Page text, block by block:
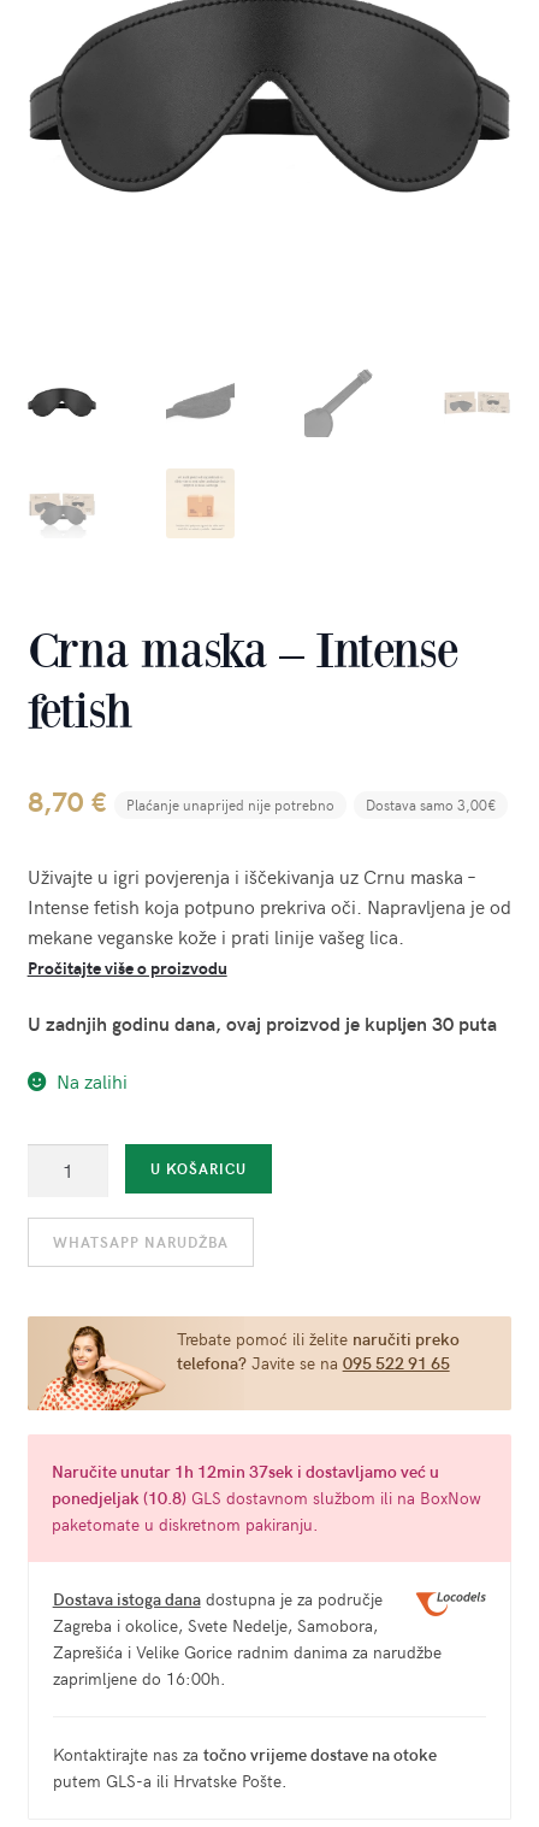
Crna maska – Intense
fetish
8,70 € Plaćanje unaprijed nije potrebno Dostava samo 3,00€
Uživajte u igri povjerenja i iščekivanja uz Crnu maska –
Intense fetish koja potpuno prekriva oči. Napravljena je od
mekane veganske kože i prati linije vašeg lica.
Pročitajte više o proizvodu
U zadnjih godinu dana, ovaj proizvod je kupljen 30 puta
Na zalihi
maska
-
Intense
U KOŠARICU
WHATSAPP NARUDŽBA
Trebate pomoć ili želite naručiti preko
telefona?Javite se na 095 522 91 65
Naručiteunutar 1h 12min 36seki dostavljamo već u
ponedjeljak (10.8) GLS dostavnom službom ili na BoxNow
paketomate u diskretnom pakiranju.
Dostava istoga danadostupna je za područje
Zagreba i okolice, Svete Nedelje, Samobora,
Zaprešića i Velike Gorice radnim danima za narudžbe
zaprimljene do 16:00h.
Kontaktirajte nas za točno vrijeme dostave na otoke
putem GLS-a ili Hrvatske Pošte.